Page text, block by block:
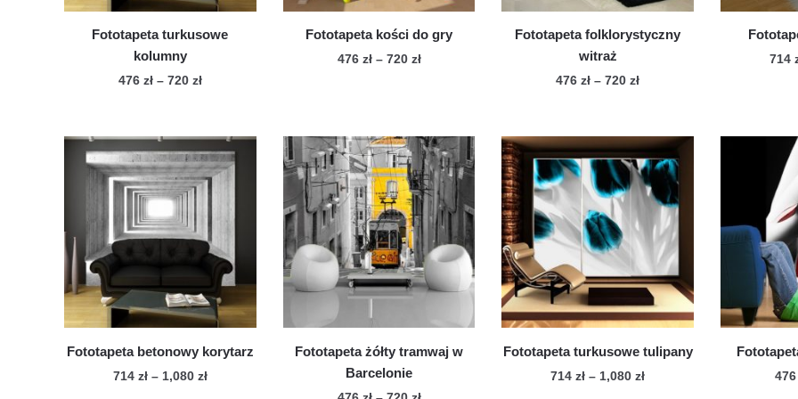
Fototapeta turkusowe
kolumny
476 zł – 720 złZakres
476 zł
do
720 zł
produkt
ma
wiele
wariantów.
Opcje
można
na
stronie
Fototapeta kości do gry
476 zł – 720 złZakres
do
720 zł
ma
wiele
wariantów.
Opcje
można
wybrać
na
stronie
Fototapeta folklorystyczny
witraż
476zł – 720złZakres
476 zł
do
720 zł
produkt
ma
wiele
wariantów.
Opcje
można
wybrać
na
stronie
714
Fototapeta betonowy korytarz
714 zł – 1,080 złZakres
Fototapeta żółty tramwaj w
Barcelonie
Fototapeta turkusowe tulipany
714zł – 1,080złZakres